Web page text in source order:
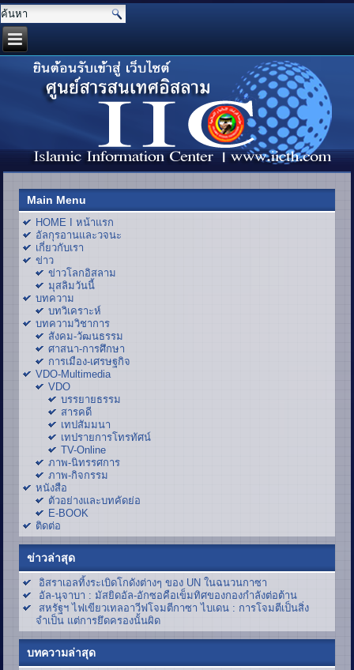
Main Menu
HOME I หน้าแรก
อัลกุรอานและวจนะ
เกี่ยวกับเรา
ข่าว
ข่าวโลกอิสลาม
มุสลิมวันนี้
บทความ
บทวิเคราะห์
บทความวิชาการ
สังคม-วัฒนธรรม
ศาสนา-การศึกษา
การเมือง-เศรษฐกิจ
VDO-Multimedia
VDO
บรรยายธรรม
สารคดี
เทปสัมมนา
เทปรายการโทรทัศน์
TV-Online
ภาพ-นิทรรศการ
ภาพ-กิจกรรม
หนังสือ
ตัวอย่างและบทคัดย่อ
E-BOOK
ติดต่อ
ข่าวล่าสุด
อิสราเอลทิ้งระเบิดโกดังต่างๆ ของ UN ในฉนวนกาซา
อัล-นุจาบา : มัสยิดอัล-อักซอคือเข็มทิศของกองกำลังต่อต้าน
สหรัฐฯ ไฟเขียวเทลอาวีฟโจมตีกาซา ไบเดน : การโจมตีเป็นสิ่ง
จำเป็น แต่การยึดครองนั้นผิด
บทความล่าสุด